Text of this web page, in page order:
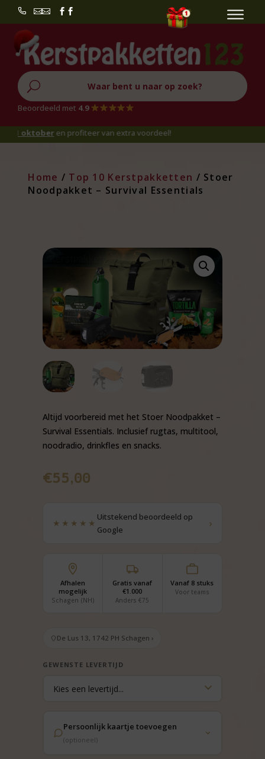
 
U
Beoordeeld met 4.9
en profiteer van extra voordeel!
Home / Top 10 Kerstpakketten / Stoer
Noodpakket – Survival Essentials
Altijd voorbereid met het Stoer Noodpakket –
Survival Essentials. Inclusief rugtas, multitool,
noodradio, drinkfles en snacks.
€55,00
★★★★★
Uitstekend beoordeeld op
Google
›
Afhalen
mogelijk
Schagen (NH)
Gratis vanaf
€1.000
Anders €75
Vanaf 8 stuks
Voor teams
De Lus 13, 1742 PH Schagen ›
GEWENSTE LEVERTIJD
Persoonlijk kaartje toevoegen
(optioneel)